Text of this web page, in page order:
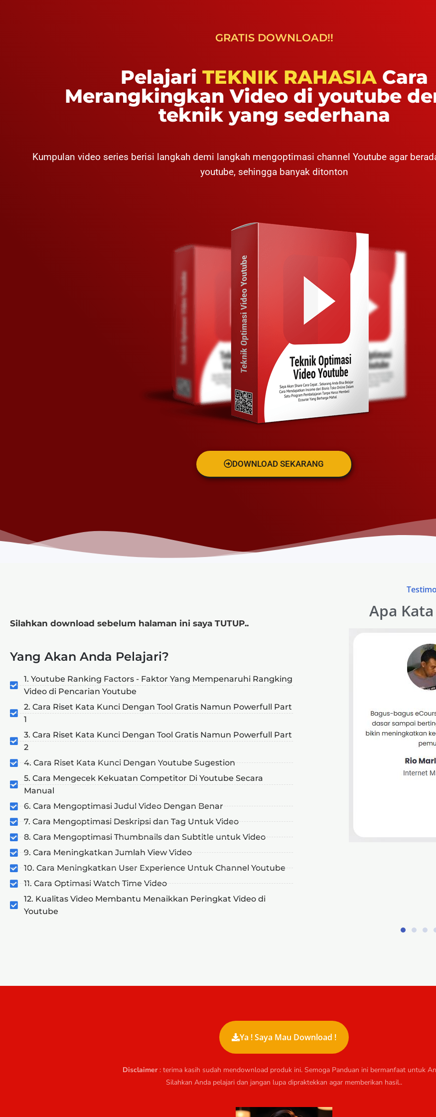
GRATIS DOWNLOAD!!
Pelajari TEKNIK RAHASIA Cara
Merangkingkan Video di youtube
teknik yang sederhana
Kumpulan video series berisi langkah demi langkah mengoptimasi channel Youtube agar
youtube, sehingga banyak ditonton
DOWNLOAD SEKARANG
Silahkan download sebelum halaman ini saya TUTUP..
Yang Akan Anda Pelajari?
1. Youtube Ranking Factors - Faktor Yang Mempenaruhi Rangking
Video di Pencarian Youtube
2. Cara Riset Kata Kunci Dengan Tool Gratis Namun Powerfull Part
1
3. Cara Riset Kata Kunci Dengan Tool Gratis Namun Powerfull Part
2
4. Cara Riset Kata Kunci Dengan Youtube Sugestion
5. Cara Mengecek Kekuatan Competitor Di Youtube Secara
Manual
6. Cara Mengoptimasi Judul Video Dengan Benar
7. Cara Mengoptimasi Deskripsi dan Tag Untuk Video
8. Cara Mengoptimasi Thumbnails dan Subtitle untuk Video
9. Cara Meningkatkan Jumlah View Video
10. Cara Meningkatkan User Experience Untuk Channel Youtube
11. Cara Optimasi Watch Time Video
12. Kualitas Video Membantu Menaikkan Peringkat Video di
Youtube
Apa
Ya ! Saya Mau Download !
Disclaimer: terima kasih sudah mendownload produk ini. Semoga Panduan ini bermanfaat untuk
Silahkan Anda pelajari dan jangan lupa dipraktekkan agar memberikan hasil..